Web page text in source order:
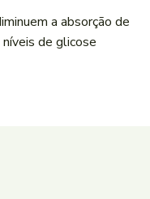
a absorção de
de glicose